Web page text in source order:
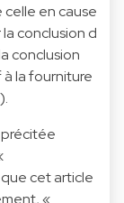
en cause
conclusion d
conclusion
la fourniture
cet article
«